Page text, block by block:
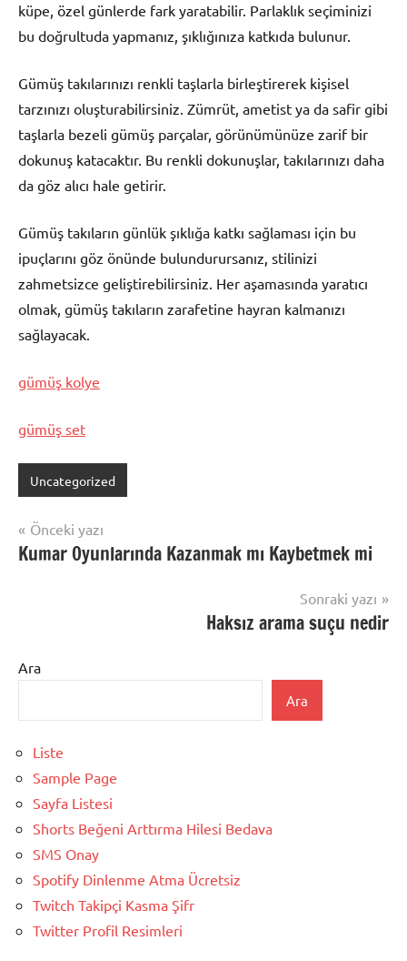
küpe, özel günlerde fark yaratabilir. Parlaklık seçiminizi
bu doğrultuda yapmanız, şıklığınıza katkıda bulunur.
Gümüş takılarınızı renkli taşlarla birleştirerek kişisel
tarzınızı oluşturabilirsiniz. Zümrüt, ametist ya da safir gibi
taşlarla bezeli gümüş parçalar, görünümünüze zarif bir
dokunuş katacaktır. Bu renkli dokunuşlar, takılarınızı daha
da göz alıcı hale getirir.
Gümüş takıların günlük şıklığa katkı sağlaması için bu
ipuçlarını göz önünde bulundurursanız, stilinizi
zahmetsizce geliştirebilirsiniz. Her aşamasında yaratıcı
olmak, gümüş takıların zarafetine hayran kalmanızı
sağlayacak.
gümüş kolye
gümüş set
Uncategorized
Yazı
gezinmesi
Önceki yazı
Kumar Oyunlarında Kazanmak mı Kaybetmek mi
Sonraki yazı
Haksız arama suçu nedir
Ara
Ara
Liste
Sample Page
Sayfa Listesi
Shorts Beğeni Arttırma Hilesi Bedava
SMS Onay
Spotify Dinlenme Atma Ücretsiz
Twitch Takipçi Kasma Şifr
Twitter Profil Resimleri